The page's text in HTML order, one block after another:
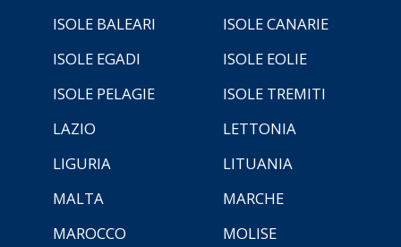
ISOLE BALEARI
ISOLE CANARIE
ISOLE EGADI
ISOLE EOLIE
ISOLE PELAGIE
ISOLE TREMITI
LAZIO
LETTONIA
LIGURIA
LITUANIA
MALTA
MARCHE
MAROCCO
MOLISE